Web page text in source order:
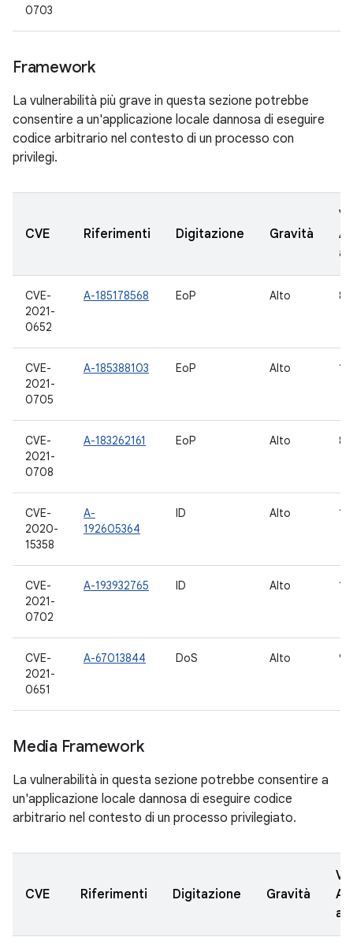
0703
Framework
La vulnerabilità più grave in questa sezione potrebbe
consentire a un'applicazione locale dannosa di eseguire
codice arbitrario nel contesto di un processo con
privilegi.
CVE Riferimenti Digitazione Gravità
CVE-
2021-
0652
A-185178568 EoP Alto
CVE-
2021-
0705
A-185388103 EoP Alto
CVE-
2021-
0708
A-183262161 EoP Alto
CVE-
2020-
15358
A-
192605364
ID Alto 11
CVE-
2021-
0702
A-193932765 ID Alto 11
CVE-
2021-
0651
A-67013844 DoS Alto 9,
Media Framework
La vulnerabilità in questa sezione potrebbe consentire a
un'applicazione locale dannosa di eseguire codice
arbitrario nel contesto di un processo privilegiato.
CVE Riferimenti Digitazione Gravità